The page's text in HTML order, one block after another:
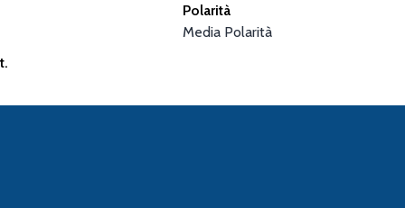
Polarità
Media Polarità